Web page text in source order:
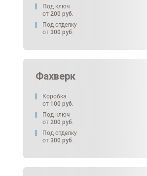
Под ключ
от 200 руб.
Под отделку
от 300 руб.
Фахверк
Коробка
от 100 руб.
Под ключ
от 200 руб.
Под отделку
от 300 руб.